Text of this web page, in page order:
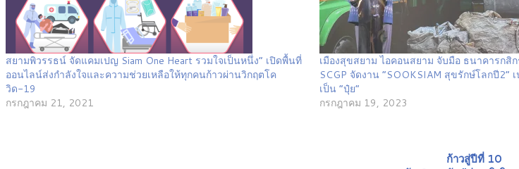
สยามพิวรรธน์ จัดแคมเปญ Siam One Heart รวมใจเป็นหนึ่ง” เปิดพื้นที่
ออนไลน์ส่งกำลังใจและความช่วยเหลือให้ทุกคนก้าวผ่านวิกฤตโค
วิด-19
กรกฎาคม 21, 2021
เมืองสุขสยาม ไอคอนสยาม จับมือ ธนาคารกสิ
SCGP จัดงาน “SOOKSIAM สุขรักษ์โลกปี2”
เป็น “ปุ๋ย”
กรกฎาคม 19, 2023
ก้าวสู่ปีที่ 10